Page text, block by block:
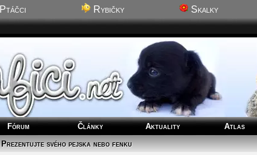
Ptáčci Rybičky Skalky
Fórum Články Aktuality Atlas
Prezentujte svého pejska nebo fenku